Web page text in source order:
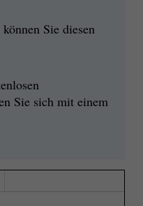
Sie diesen
Sie sich mit einem